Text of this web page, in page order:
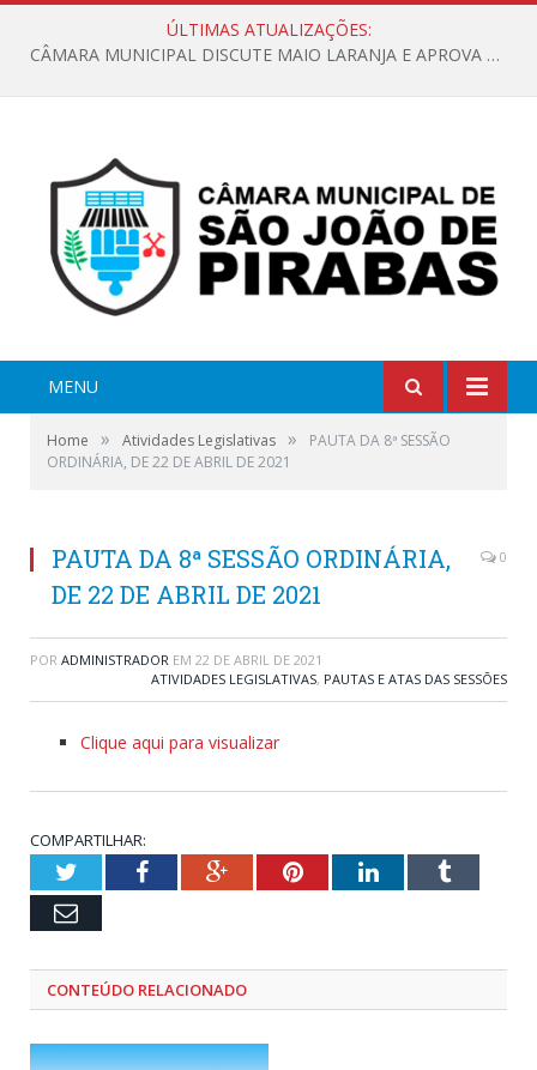
ÚLTIMAS ATUALIZAÇÕES:
CÂMARA MUNICIPAL DISCUTE MAIO LARANJA E APROVA REQUERIMENTO SOBRE SINALIZAÇÃO URBANA
MENU
Home » Atividades Legislativas »
PAUTA DA 8ª SESSÃO
ORDINÁRIA, DE 22 DE ABRIL DE 2021
PAUTA DA 8ª SESSÃO ORDINÁRIA,
DE 22 DE ABRIL DE 2021
0
POR ADMINISTRADOR EM 22 DE ABRIL DE 2021
ATIVIDADES LEGISLATIVAS, PAUTAS E ATAS DAS SESSÕES
Clique aqui para visualizar
COMPARTILHAR:
TwitterFacebookGoogle+PinterestLinkedInTumblr
Email
CONTEÚDO RELACIONADO